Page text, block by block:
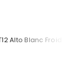
Alto Blanc Froid